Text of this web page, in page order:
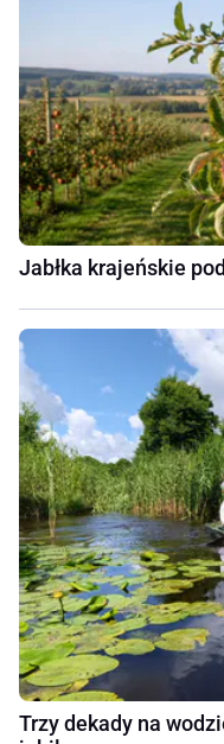
Jabłka krajeńskie
Trzy dekady na